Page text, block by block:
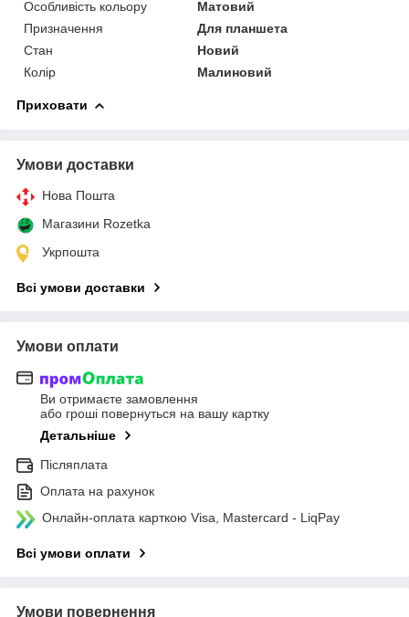
Особливість кольору
Матовий
Призначення
Для планшета
Стан
Новий
Колір
Малиновий
Приховати
Умови доставки
Нова Пошта
Магазини Rozetka
Укрпошта
Всі умови доставки
Умови оплати
Ви отримаєте замовлення
або гроші повернуться на вашу картку
Детальніше
Післяплата
Оплата на рахунок
Онлайн-оплата карткою Visa, Mastercard - LiqPay
Всі умови оплати
Умови повернення